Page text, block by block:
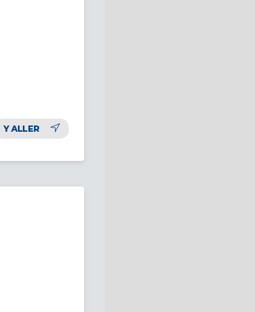
Y ALLER